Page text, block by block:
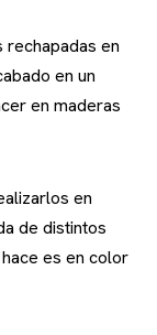
rechapadas en
en un
en maderas
en
de distintos
es en color